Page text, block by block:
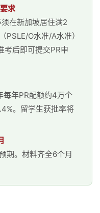
求
在新加坡居住满2
PSLE/O水准/A水准）
考后即可提交PR申
每年PR配额约4万个
。留学生获批率将
期。材料齐全6个月